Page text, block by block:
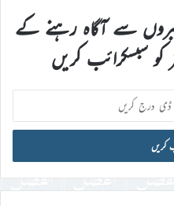
خبروں سے آگاہ رہنے کے
کو سبسکرائب کریں